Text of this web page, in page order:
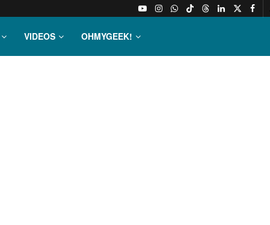
VIDEOS OHMYGEEK!